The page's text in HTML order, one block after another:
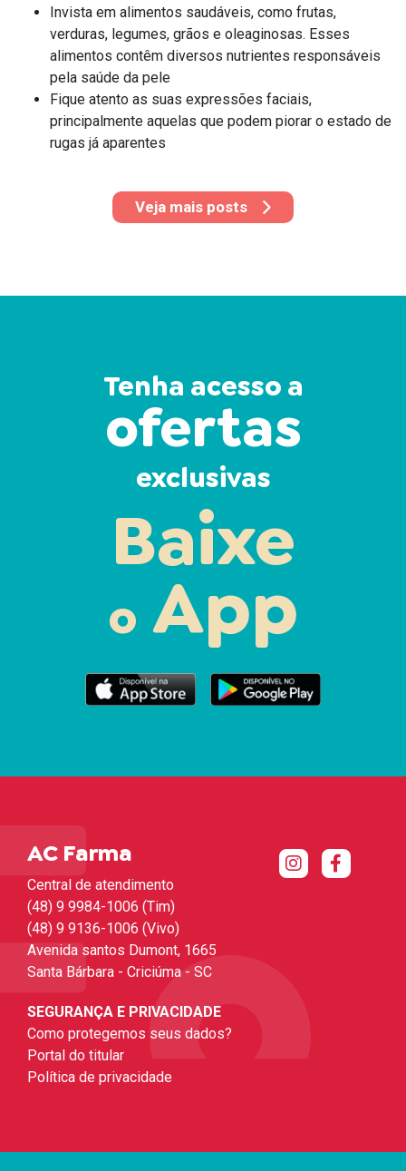
Invista em alimentos saudáveis, como frutas,
verduras, legumes, grãos e oleaginosas. Esses
alimentos contêm diversos nutrientes responsáveis
pela saúde da pele
Fique atento as suas expressões faciais,
principalmente aquelas que podem piorar o estado de
rugas já aparentes
Veja mais posts
Tenha acesso a
ofertas
exclusivas
Baixe
o App
AC Farma
Central de atendimento
(48) 9 9984-1006 (Tim)
(48) 9 9136-1006 (Vivo)
Avenida santos Dumont, 1665
Santa Bárbara - Criciúma - SC
SEGURANÇA E PRIVACIDADE
Como protegemos seus dados?
Portal do titular
Política de privacidade